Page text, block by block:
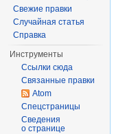
Свежие правки
Случайная статья
Справка
Инструменты
Ссылки сюда
Связанные правки
Atom
Спецстраницы
Сведения
о странице